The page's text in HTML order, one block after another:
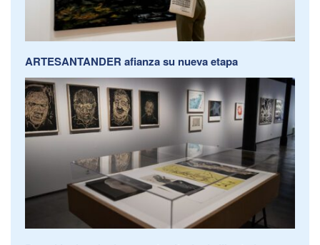
ARTESANTANDER afianza su nueva etapa